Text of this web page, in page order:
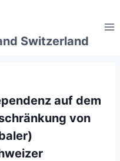
Switzerland
auf dem
von